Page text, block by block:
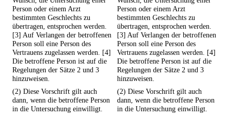
Person oder einem Arzt
bestimmten Geschlechts zu
übertragen, entsprochen werden.
[3] Auf Verlangen der betroffenen
Person soll eine Person des
Vertrauens zugelassen werden. [4]
Die betroffene Person ist auf die
Regelungen der Sätze 2 und 3
hinzuweisen.
Person oder einem Arzt
bestimmten Geschlechts zu
übertragen, entsprochen werden.
[3] Auf Verlangen der betroffenen
Person soll eine Person des
Vertrauens zugelassen werden. [4]
Die betroffene Person ist auf die
Regelungen der Sätze 2 und 3
hinzuweisen.
(2) Diese Vorschrift gilt auch
dann, wenn die betroffene Person
in die Untersuchung einwilligt.
(2) Diese Vorschrift gilt auch
dann, wenn die betroffene Person
in die Untersuchung einwilligt.